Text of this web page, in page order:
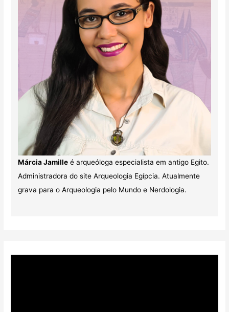
Márcia Jamilleé arqueóloga especialista em antigo Egito.
Administradora do site Arqueologia Egípcia. Atualmente
grava para o Arqueologia pelo Mundo e Nerdologia.